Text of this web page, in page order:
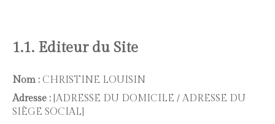
1.1. Editeur du Site
Nom : CHRISTINE LOUISIN
Adresse : [ADRESSE DU DOMICILE / ADRESSE DU
SIÈGE SOCIAL]